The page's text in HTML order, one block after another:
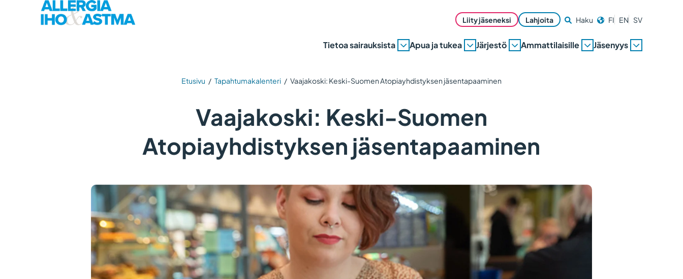
Liity jäseneksi Lahjoita Haku FI EN SV
Tietoa sairauksista Apua ja tukea Järjestö Ammattilaisille Jäsenyys
Etusivu / Tapahtumakalenteri / Vaajakoski: Keski-Suomen Atopiayhdistyksen jäsentapaaminen
Vaajakoski: Keski-Suomen
Atopiayhdistyksen jäsentapaaminen